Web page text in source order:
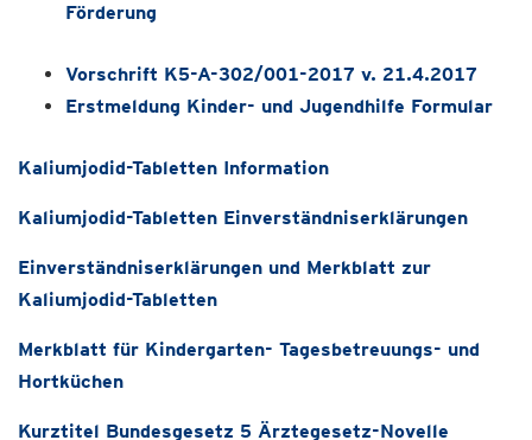
Förderung
Vorschrift K5-A-302/001-2017 v. 21.4.2017
Erstmeldung Kinder- und Jugendhilfe Formular
Kaliumjodid-Tabletten Information
Kaliumjodid-Tabletten Einverständniserklärungen
Einverständniserklärungen und Merkblatt zur
Kaliumjodid-Tabletten
Merkblatt für Kindergarten- Tagesbetreuungs- und
Hortküchen
Kurztitel Bundesgesetz 5 Ärztegesetz-Novelle